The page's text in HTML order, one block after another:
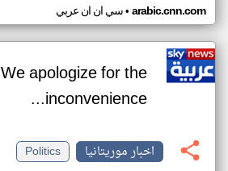
سي ان ان عربي• arabic.cnn.com
We apologize for the
inconvenience...
اخبار موريتانيا
Politics